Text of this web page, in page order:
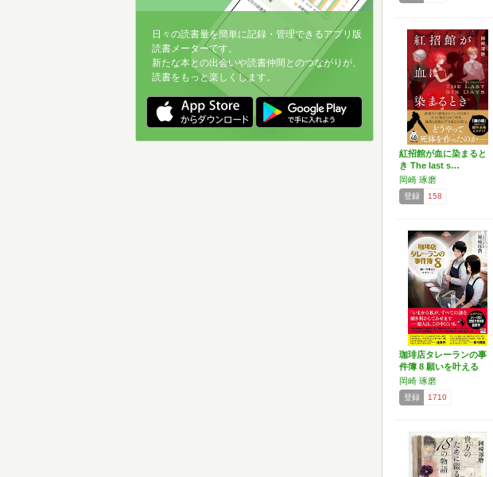
紅招館が血に染まると
き The last s…
岡崎 琢磨
登録 158
珈琲店タレーランの事
件簿 8 願いを叶える
マ…
岡崎 琢磨
登録 1710
日々の読書量を簡単に記録・管理できるアプリ版
読書メーターです。
新たな本との出会いや読書仲間とのつながりが、
読書をもっと楽しくします。